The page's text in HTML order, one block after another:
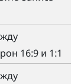
16:9 и 1:1